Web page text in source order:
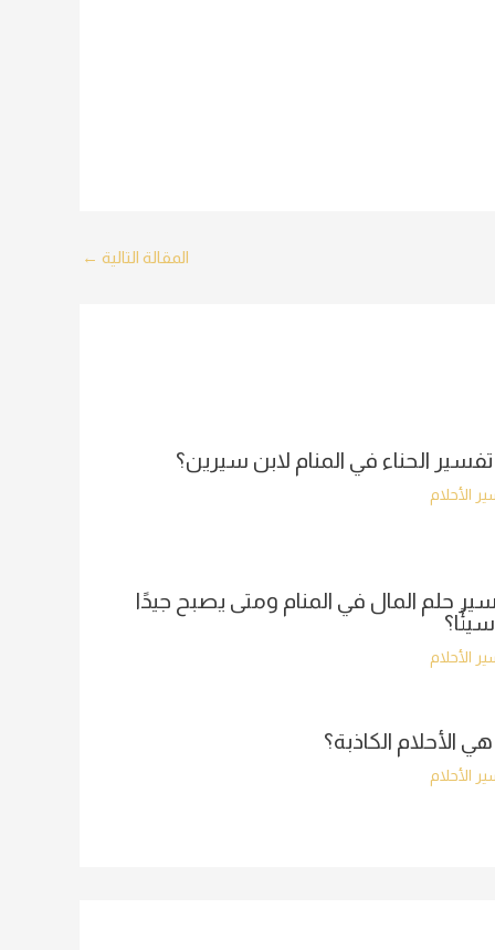
المقالة التالية ←
الحناء في المنام لابن سيرين؟
الأحلام
حلم المال في المنام ومتى يصبح جيدًا
الأحلام
الأحلام الكاذبة؟
الأحلام